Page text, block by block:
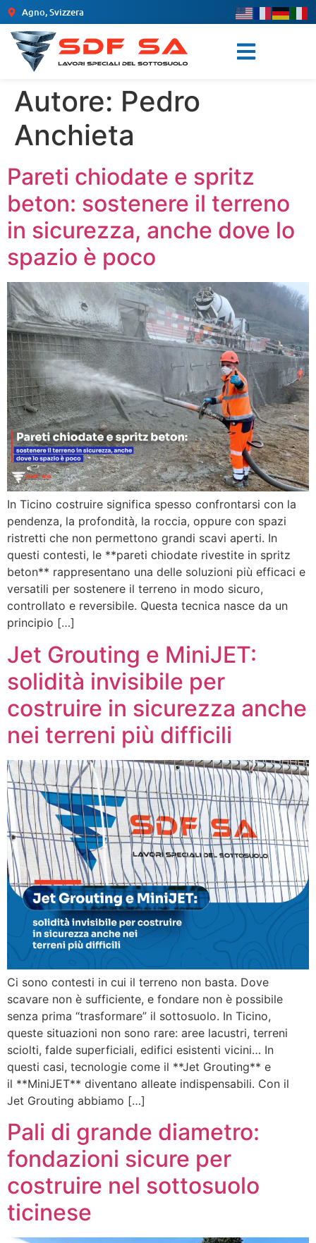
Agno, Svizzera
Autore: Pedro
Anchieta
Pareti chiodate e spritz
beton: sostenere il terreno
in sicurezza, anche dove lo
spazio è poco
In Ticino costruire significa spesso confrontarsi con la
pendenza, la profondità, la roccia, oppure con spazi
ristretti che non permettono grandi scavi aperti. In
questi contesti, le **pareti chiodate rivestite in spritz
beton** rappresentano una delle soluzioni più efficaci e
versatili per sostenere il terreno in modo sicuro,
controllato e reversibile. Questa tecnica nasce da un
principio […]
Jet Grouting e MiniJET:
solidità invisibile per
costruire in sicurezza anche
nei terreni più difficili
Ci sono contesti in cui il terreno non basta. Dove
scavare non è sufficiente, e fondare non è possibile
senza prima “trasformare” il sottosuolo. In Ticino,
queste situazioni non sono rare: aree lacustri, terreni
sciolti, falde superficiali, edifici esistenti vicini… In
questi casi, tecnologie come il **Jet Grouting** e
il **MiniJET** diventano alleate indispensabili. Con il
Jet Grouting abbiamo […]
Pali di grande diametro:
fondazioni sicure per
costruire nel sottosuolo
ticinese